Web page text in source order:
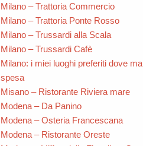
Milano – Trattoria Commercio
Milano – Trattoria Ponte Rosso
Milano – Trussardi alla Scala
Milano – Trussardi Cafè
Milano: i miei luoghi preferiti dove
spesa
Misano – Ristorante Riviera mare
Modena – Da Panino
Modena – Osteria Francescana
Modena – Ristorante Oreste